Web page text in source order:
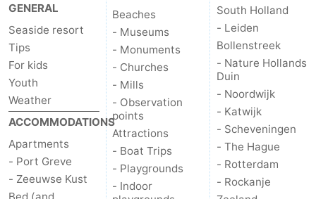
Port
Greve
-
Port
Zélande
-
Resort
Haamstede
-
Résidence
't
-
Schouwen
-
GENERAL
Seaside resort
Tips
For kids
Youth
Weather
ACCOMMODATIONS
Apartments
- Port Greve
- Zeeuwse Kust
Bed (and
Beaches
- Museums
- Monuments
- Churches
- Mills
- Observation
points
Attractions
- Boat Trips
- Playgrounds
- Indoor
South Holland
- Leiden
Bollenstreek
- Nature Hollands
Duin
- Noordwijk
- Katwijk
- Scheveningen
- The Hague
- Rotterdam
- Rockanje